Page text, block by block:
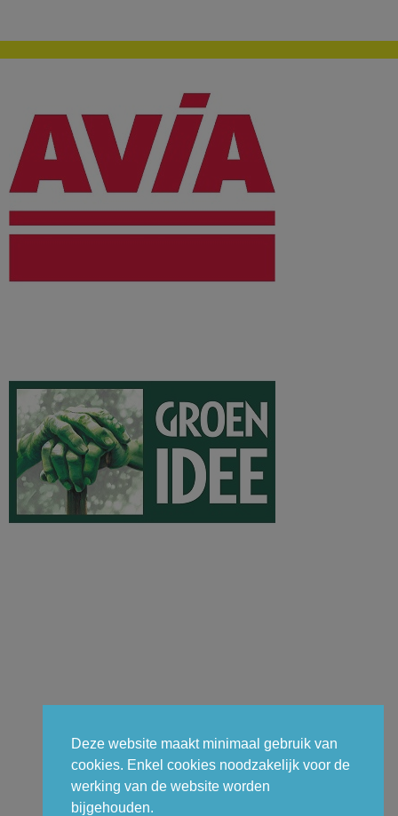
Deze website maakt minimaal gebruik van
cookies. Enkel cookies noodzakelijk voor de
werking van de website worden
bijgehouden.